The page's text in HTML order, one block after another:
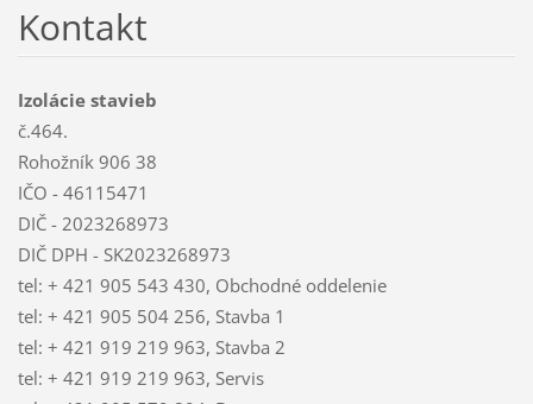
Kontakt
Izolácie stavieb
č.464.
Rohožník 906 38
IČO - 46115471
DIČ - 2023268973
DIČ DPH - SK2023268973
tel: + 421 905 543 430, Obchodné oddelenie
tel: + 421 905 504 256, Stavba 1
tel: + 421 919 219 963, Stavba 2
tel: + 421 919 219 963, Servis